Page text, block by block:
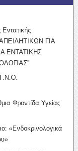
ΑΠΕΙΛΗΤΙΚΩΝ ΓΙΑ
ΕΝΤΑΤΙΚΗΣ
Φροντίδα Υγείας
«Ενδοκρινολογικά